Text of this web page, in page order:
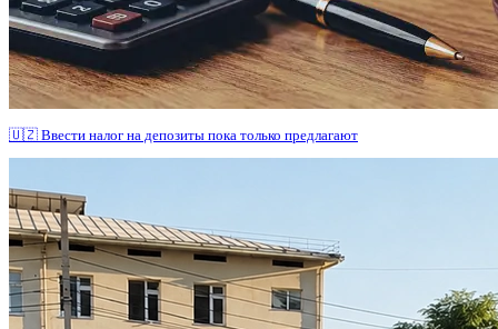
🇺🇿 Ввести налог на депозиты пока только предлагают